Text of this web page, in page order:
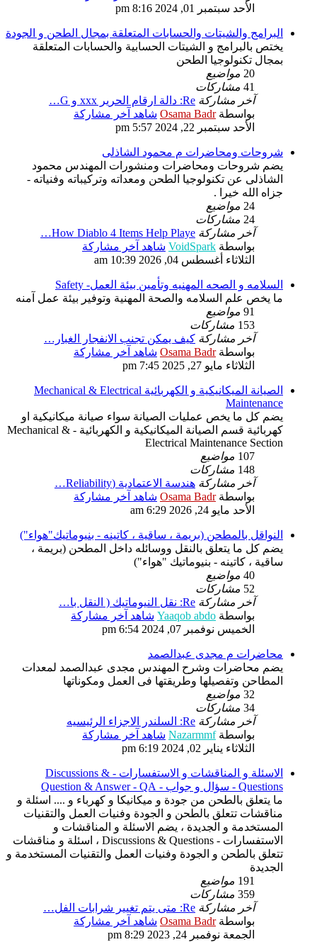
الأحد سبتمبر 01, 2024 8:16 pm
البرامج والشيتات والحسابات المتعلقة بمجال الطحن و الجودة
يختص بالبرامج و الشيتات الحسابية والحسابات المتعلقة
بمجال تكنولوجيا الطحن
20 مواضيع
41 مشاركات
آخر مشاركة Re: دالة ارقام الحرير xxx و G…
بواسطةOsama Badr شاهد آخر مشاركة
الأحد سبتمبر 22, 2024 5:57 pm
شروحات ومحاضرات م محمود الشاذلى
يضم شروحات ومحاضرات ومنشورات المهندس محمود
الشاذلى عن تكنولوجيا الطحن ومعداته وتركيباته وفنياته -
جزاه الله خيرا .
24 مواضيع
24 مشاركات
آخر مشاركة How Diablo 4 Items Help Playe…
بواسطة VoidSpark شاهد آخر مشاركة
الثلاثاء أغسطس 04, 2026 10:39 am
السلامه و الصحه المهنيه وتأمين بيئة العمل- Safety
ما يخص علم السلامه والصحة المهنية وتوفير بيئة عمل آمنه
91 مواضيع
153 مشاركات
آخر مشاركة كيف يمكن تجنب الانفجار الغبار…
بواسطةOsama Badr شاهد آخر مشاركة
الثلاثاء مايو 27, 2025 7:45 pm
الصيانة الميكانيكية و الكهربائية Mechanical & Electrical
Maintenance
يضم كل ما يخص عمليات الصيانة سواء صيانة ميكانيكية او
كهربائية قسم الصيانة الميكانيكية و الكهربائية - Mechanical &
Electrical Maintenance Section
107 مواضيع
148 مشاركات
آخر مشاركة هندسة الاعتمادية (Reliability…
بواسطةOsama Badr شاهد آخر مشاركة
الأحد مايو 24, 2026 6:29 am
النواقل بالمطحن (بريمة ، ساقية ، كاتينه - بنيوماتيك"هواء")
يضم كل ما يتعلق بالنقل ووسائله داخل المطحن (بريمة ،
ساقية ، كاتينه - بنيوماتيك "هواء")
40 مواضيع
52 مشاركات
آخر مشاركة Re: نقل النيوماتيك ( النقل با…
بواسطة Yaaqob abdo شاهد آخر مشاركة
الخميس نوفمبر 07, 2024 6:54 pm
محاضرات م مجدى عبدالصمد
يضم محاضرات وشرح المهندس مجدى عبدالصمد لمعدات
المطاحن وتفصيلها وطريقتها فى العمل ومكوناتها
32 مواضيع
34 مشاركات
آخر مشاركة Re: السلندر الاجزاء الرئيسيه
بواسطةNazarmmf شاهد آخر مشاركة
الثلاثاء يناير 02, 2024 6:19 pm
الاسئلة و المناقشات و الاستفسارات - Discussions &
Questions - سؤال و جواب - Question & Answer - QA
ما يتعلق بالطحن من جودة و ميكانيكا و كهرباء و .... اسئلة و
مناقشات تتعلق بالطحن و الجودة وفنيات العمل والتقنيات
المستخدمة و الجديدة ، يضم الاسئلة و المناقشات و
الاستفسارات - Discussions & Questions ، اسئلة و مناقشات
تتعلق بالطحن و الجودة وفنيات العمل والتقنيات المستخدمة و
الجديدة
191 مواضيع
359 مشاركات
آخر مشاركة Re: متى يتم تغيير شرابات الفل…
بواسطةOsama Badr شاهد آخر مشاركة
الجمعة نوفمبر 24, 2023 8:29 pm